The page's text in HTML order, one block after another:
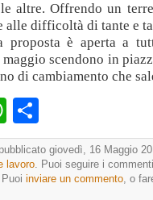
altre. Offrendo un
alle difficoltà di tante e
proposta è aperta a
scendono in
di cambiamento che
WhatsApp
giovedì, 16 Maggio
lavoro. Puoi seguire i
inviare un commento, o